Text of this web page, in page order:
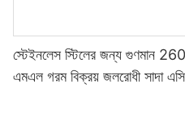
স্টেইনলেস স্টিলের জন্য
এমএল গরম বিক্রয় জলরোধী সাদা